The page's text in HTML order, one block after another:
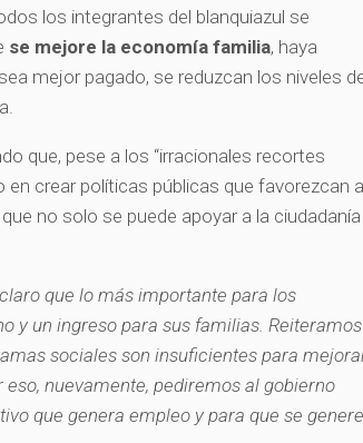
los integrantes del blanquiazul se
se mejore la economía familia, haya
mejor pagado, se reduzcan los niveles
que, pese a los “irracionales recortes
crear políticas públicas que favorezcan a
no solo se puede apoyar a la ciudadanía
que lo más importante para los
y un ingreso para sus familias. Reiteramos
sociales son insuficientes para
nuevamente, pediremos al gobierno
que genera empleo y para que se genere